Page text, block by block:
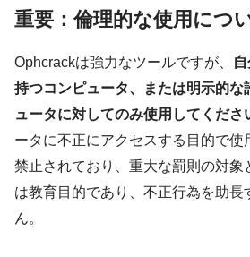
重要：倫理的な使用につ
Ophcrackは強力なツールですが、
持つコンピュータ、または明示的な
ュータに対してのみ使用してくださ
ータに不正にアクセスする目的で使
禁止されており、重大な罰則の対象
は教育目的であり、不正行為を助長
ん。